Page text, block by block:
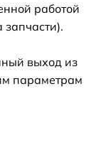
работой
выход из
параметрам